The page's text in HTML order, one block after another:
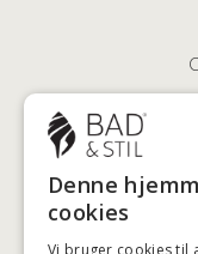
2100
Denne
cookies
Vi bruger cookies til